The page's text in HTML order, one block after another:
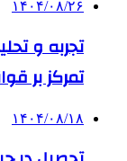
۱۴۰۴/۰۸/۲۶
تجربه و
تمرکز بر
۱۴۰۴/۰۸/۱۸